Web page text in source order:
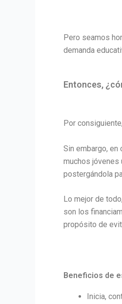
Pero seamos
demanda
Entonces,
Por
Sin embargo,
muchos jóvenes
postergándola
Lo mejor de
son los
propósito de
Beneficios de
Inicia,